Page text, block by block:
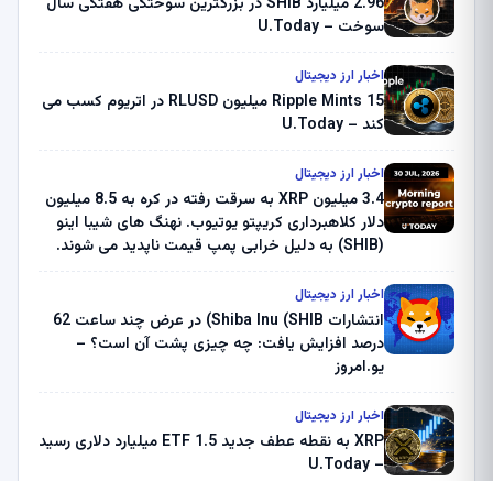
سوخت – U.Today
اخبار ارز دیجیتال
Ripple Mints 15 میلیون RLUSD در اتریوم کسب می
کند – U.Today
اخبار ارز دیجیتال
3.4 میلیون XRP به سرقت رفته در کره به 8.5 میلیون
دلار کلاهبرداری کریپتو یوتیوب. نهنگ های شیبا اینو
(SHIB) به دلیل خرابی پمپ قیمت ناپدید می شوند.
ثبت کرد – گزارش کریپتو صبح – U.Today
اخبار ارز دیجیتال
انتشارات Shiba Inu (SHIB) در عرض چند ساعت 62
درصد افزایش یافت: چه چیزی پشت آن است؟ –
یو.امروز
اخبار ارز دیجیتال
XRP به نقطه عطف جدید ETF 1.5 میلیارد دلاری رسید
– U.Today